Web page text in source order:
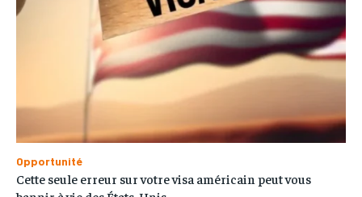
Opportunité
Cette seule erreur sur votre visa américain peut vous